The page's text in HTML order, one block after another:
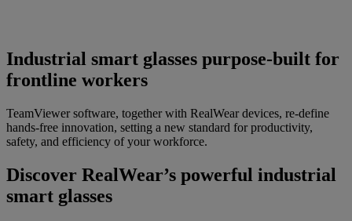
Industrial smart glasses purpose-built for
frontline workers
TeamViewer software, together with RealWear devices, re-define
hands-free innovation, setting a new standard for productivity,
safety, and efficiency of your workforce.
Discover RealWear’s powerful industrial
smart glasses